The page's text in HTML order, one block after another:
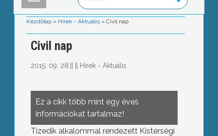
Kezdőlap » Hírek - Aktuális »Civil nap
Civil nap
2015. 09. 28. Hírek - Aktuális
Ez a cikk több mint egy éves
információkat tartalmaz!
Tizedik alkalommal rendezett Kistérségi